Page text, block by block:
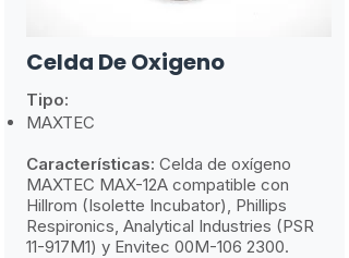
Celda De Oxigeno
Tipo:
MAXTEC
Características: Celda de oxígeno
MAXTEC MAX-12A compatible con
Hillrom (Isolette Incubator), Phillips
Respironics, Analytical Industries (PSR
11-917M1) y Envitec 00M-106 2300.